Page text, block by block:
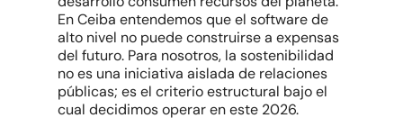
En Ceiba entendemos que el software de
alto nivel no puede construirse a expensas
del futuro. Para nosotros, la sostenibilidad
no es una iniciativa aislada de relaciones
públicas; es el criterio estructural bajo el
cual decidimos operar en este 2026.